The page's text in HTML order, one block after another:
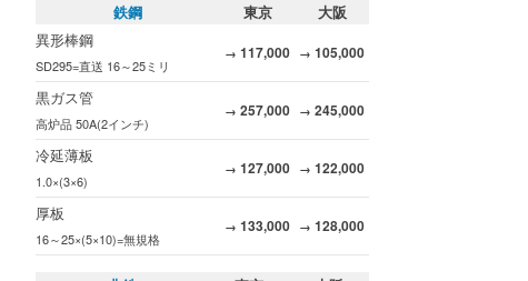
鉄鋼 東京
大阪
異形棒鋼
SD295=直送 16～25ミリ
→ 117,000 → 105,000
黒ガス管
高炉品 50A(2インチ)
→ 257,000 → 245,000
冷延薄板
1.0×(3×6)
→ 127,000 → 122,000
厚板
16～25×(5×10)=無規格
→ 133,000 → 128,000